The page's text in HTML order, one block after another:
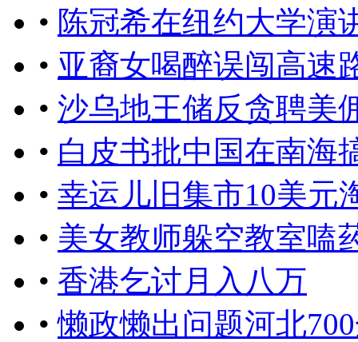
• 陈冠希在纽约大学演
• 亚裔女喝醉误闯高速
• 沙乌地王储反贪聘美
• 白皮书批中国在南海
• 幸运儿旧集市10美元
• 美女教师躲空教室嗑
• 香港乞讨月入八万
•懒政懒出问题河北